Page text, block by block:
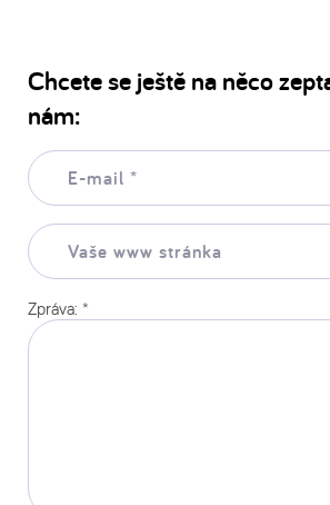
Chcete se ještě na něco
nám:
E-
mail:
Vaše
www
stránka:
Zpráva: *